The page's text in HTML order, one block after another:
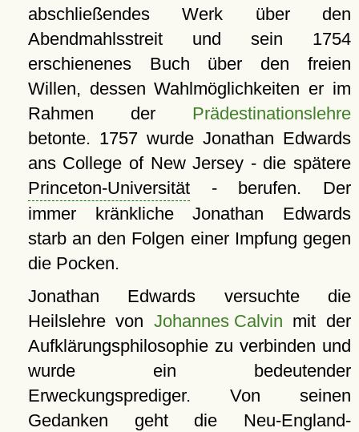
abschließendes Werk über den
Abendmahlsstreit und sein 1754
erschienenes Buch über den freien
Willen, dessen Wahlmöglichkeiten er im
Rahmen der Prädestinationslehre
betonte. 1757 wurde Jonathan Edwards
ans College of New Jersey - die spätere
Princeton-Universität- berufen. Der
immer kränkliche Jonathan Edwards
starb an den Folgen einer Impfung gegen
die Pocken.
Jonathan Edwards versuchte die
Heilslehre von Johannes Calvin mit der
Aufklärungsphilosophie zu verbinden und
wurde ein bedeutender
Erweckungsprediger. Von seinen
Gedanken geht die Neu-England-